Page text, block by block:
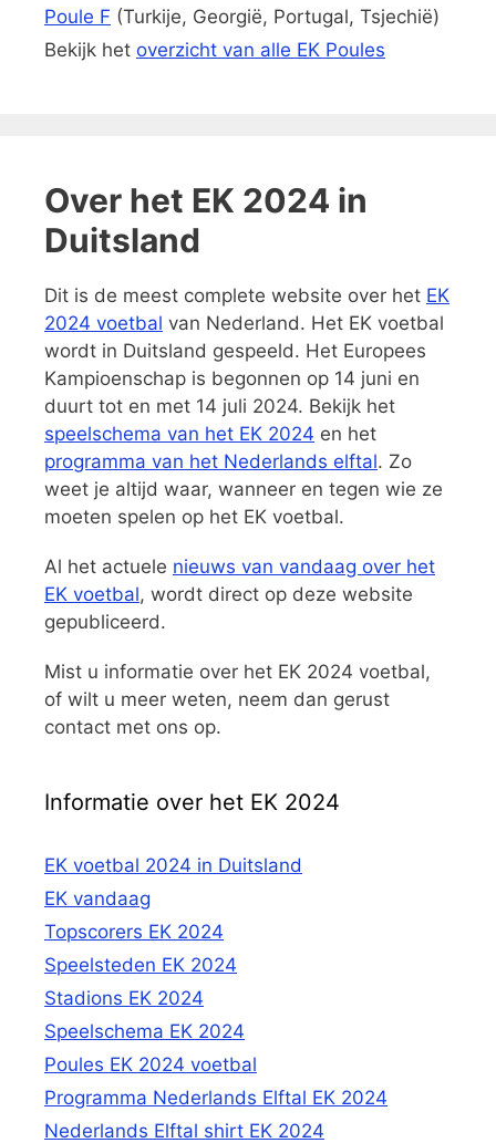
Poule F (Turkije, Georgië, Portugal, Tsjechië)
Bekijk het overzicht van alle EK Poules
Over het EK 2024 in
Duitsland
Dit is de meest complete website over het EK
2024 voetbal van Nederland. Het EK voetbal
wordt in Duitsland gespeeld. Het Europees
Kampioenschap is begonnen op 14 juni en
duurt tot en met 14 juli 2024. Bekijk het
speelschema van het EK 2024 en het
programma van het Nederlands elftal. Zo
weet je altijd waar, wanneer en tegen wie ze
moeten spelen op het EK voetbal.
Al het actuele nieuws van vandaag over het
EK voetbal, wordt direct op deze website
gepubliceerd.
Mist u informatie over het EK 2024 voetbal,
of wilt u meer weten, neem dan gerust
contact met ons op.
Informatie over het EK 2024
EK voetbal 2024 in Duitsland
EK vandaag
Topscorers EK 2024
Speelsteden EK 2024
Stadions EK 2024
Speelschema EK 2024
Poules EK 2024 voetbal
Programma Nederlands Elftal EK 2024
Nederlands Elftal shirt EK 2024